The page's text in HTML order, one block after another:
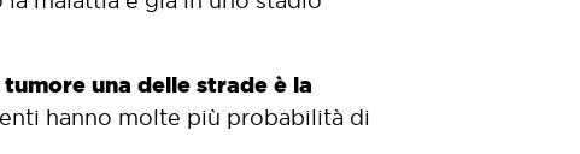
una delle strade è la
hanno molte più probabilità di